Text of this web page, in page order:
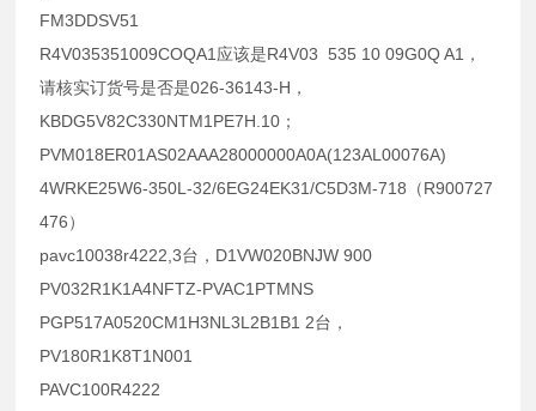
FM3DDSV51
R4V035351009COQA1应该是R4V03 535 10 09G0Q A1，
请核实订货号是否是026-36143-H，
KBDG5V82C330NTM1PE7H.10；
PVM018ER01AS02AAA28000000A0A(123AL00076A)
4WRKE25W6-350L-32/6EG24EK31/C5D3M-718（R900727
476）
pavc10038r4222,3台，D1VW020BNJW 900
PV032R1K1A4NFTZ-PVAC1PTMNS
PGP517A0520CM1H3NL3L2B1B1 2台，
PV180R1K8T1N001
PAVC100R4222